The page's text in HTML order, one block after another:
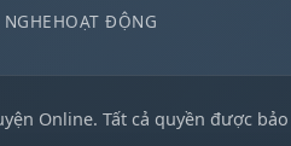
HOẠT ĐỘNG
Online. Tất cả quyền được